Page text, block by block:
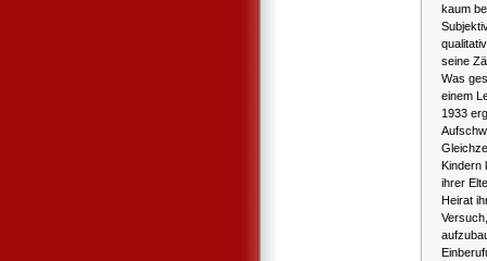
kaum
seine
Was
einem
1933
Kindern
ihrer
Heirat